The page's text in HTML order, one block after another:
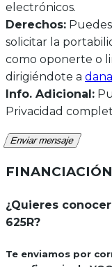
electrónicos.
Derechos:
solicitar la
como oponerte o
dirigiéndote a
Info. Adicional:
Privacidad
Enviar mensaje
¿Quieres
625R?
Te enviamos por